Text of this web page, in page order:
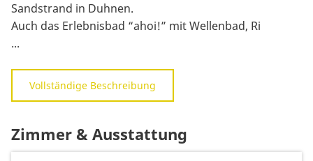
Sandstrand in Duhnen.
Auch das Erlebnisbad “ahoi!” mit Wellenbad, Ri
...
Vollständige Beschreibung
Zimmer & Ausstattung